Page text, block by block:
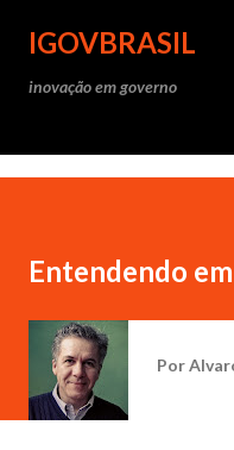
IGOVBRASIL
inovação em governo
Entendendo
Por